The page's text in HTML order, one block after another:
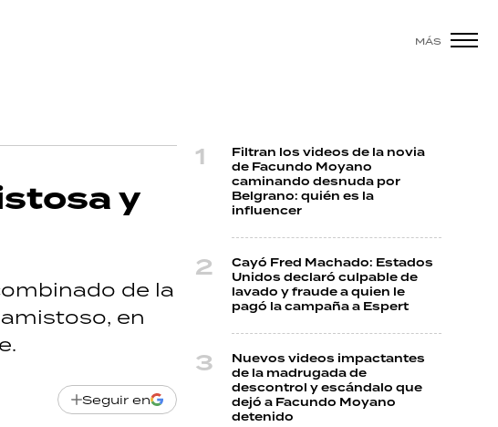
MÁS
y
de la
en
Seguir en
Filtran los videos de la novia
de Facundo Moyano
caminando desnuda por
Belgrano: quién es la
influencer
Cayó Fred Machado: Estados
Unidos declaró culpable de
lavado y fraude a quien le
pagó la campaña a Espert
Nuevos videos impactantes
de la madrugada de
descontrol y escándalo que
dejó a Facundo Moyano
detenido